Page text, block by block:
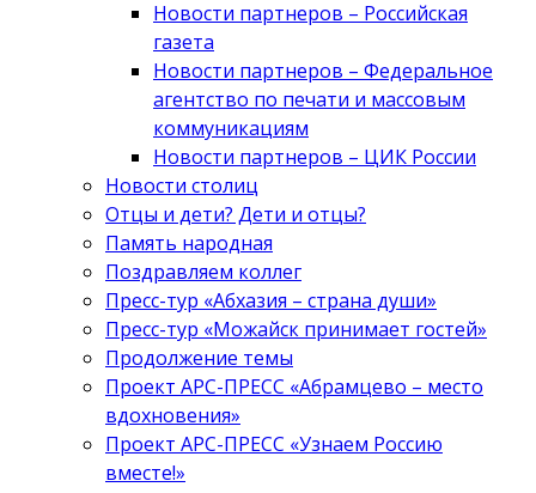
Новости партнеров – Российская
газета
Новости партнеров – Федеральное
агентство по печати и массовым
коммуникациям
Новости партнеров – ЦИК России
Новости столиц
Отцы и дети? Дети и отцы?
Память народная
Поздравляем коллег
Пресс-тур «Абхазия – страна души»
Пресс-тур «Можайск принимает гостей»
Продолжение темы
Проект АРС-ПРЕСС «Абрамцево – место
вдохновения»
Проект АРС-ПРЕСС «Узнаем Россию
вместе!»